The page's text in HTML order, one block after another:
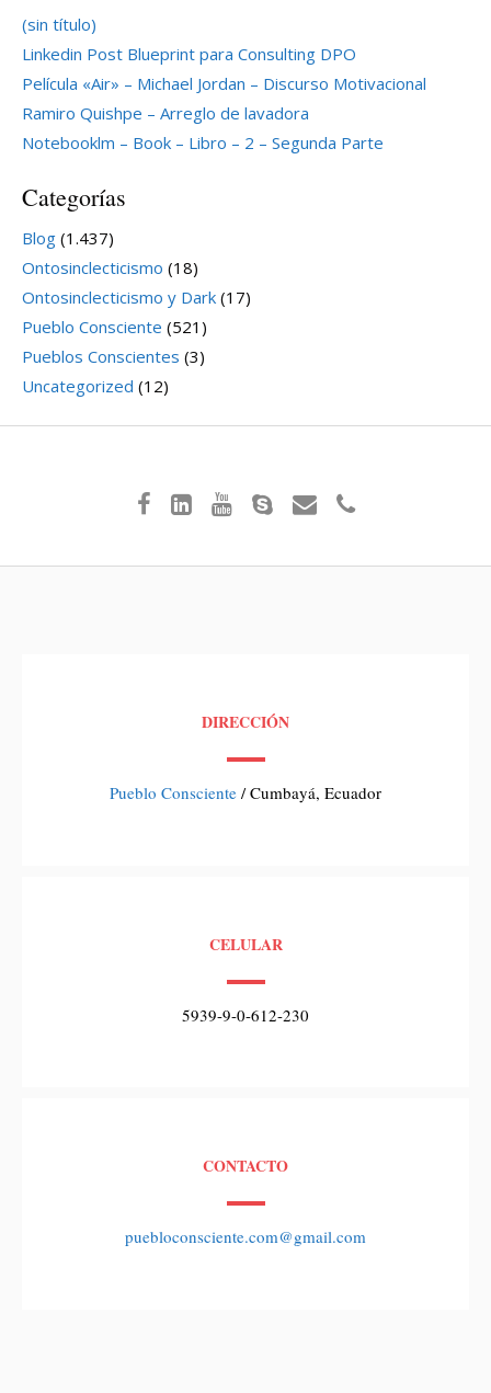
(sin título)
Linkedin Post Blueprint para Consulting DPO
Película «Air» – Michael Jordan – Discurso Motivacional
Ramiro Quishpe – Arreglo de lavadora
Notebooklm – Book – Libro – 2 – Segunda Parte
Categorías
Blog (1.437)
Ontosinclecticismo (18)
Ontosinclecticismo y Dark (17)
Pueblo Consciente (521)
Pueblos Conscientes (3)
Uncategorized (12)
DIRECCIÓN
Pueblo Consciente / Cumbayá, Ecuador
CELULAR
5939-9-0-612-230
CONTACTO
puebloconsciente.com@gmail.com